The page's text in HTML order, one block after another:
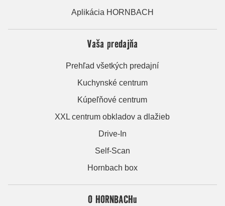
Aplikácia HORNBACH
Vaša predajňa
Prehľad všetkých predajní
Kuchynské centrum
Kúpeľňové centrum
XXL centrum obkladov a dlažieb
Drive-In
Self-Scan
Hornbach box
O HORNBACHu